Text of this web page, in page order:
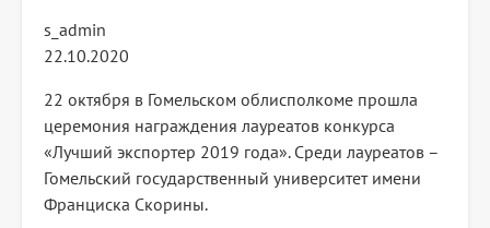
s_admin
22.10.2020
22 октября в Гомельском облисполкоме прошла
церемония награждения лауреатов конкурса
«Лучший экспортер 2019 года». Среди лауреатов –
Гомельский государственный университет имени
Франциска Скорины.